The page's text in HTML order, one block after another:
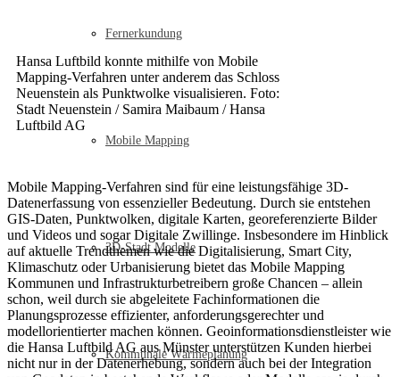
Fernerkundung
Mobile Mapping
3D-Stadt Modelle
Kommunale Wärmeplanung
Hansa Luftbild konnte mithilfe von Mobile
Mapping-Verfahren unter anderem das Schloss
Neuenstein als Punktwolke visualisieren. Foto:
Stadt Neuenstein / Samira Maibaum / Hansa
Luftbild AG
Mobile Mapping-Verfahren sind für eine leistungsfähige 3D-
Datenerfassung von essenzieller Bedeutung. Durch sie entstehen
GIS-Daten, Punktwolken, digitale Karten, georeferenzierte Bilder
und Videos und sogar Digitale Zwillinge. Insbesondere im Hinblick
auf aktuelle Trendthemen wie die Digitalisierung, Smart City,
Klimaschutz oder Urbanisierung bietet das Mobile Mapping
Kommunen und Infrastrukturbetreibern große Chancen – allein
schon, weil durch sie abgeleitete Fachinformationen die
Planungsprozesse effizienter, anforderungsgerechter und
modellorientierter machen können. Geoinformationsdienstleister wie
die Hansa Luftbild AG aus Münster unterstützen Kunden hierbei
nicht nur in der Datenerhebung, sondern auch bei der Integration